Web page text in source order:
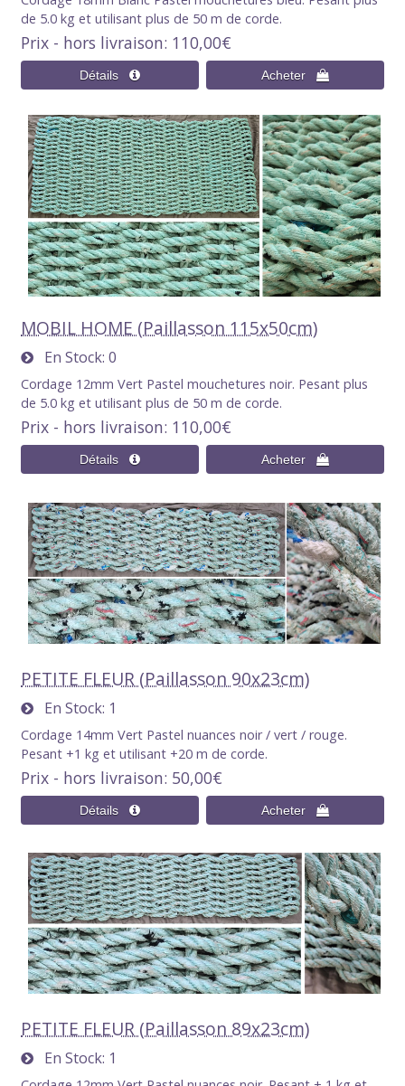
de 5.0 kg et utilisant plus de 50 m de corde.
Prix - hors livraison 110,00€
MOBIL HOME (Paillasson 115x50cm)
En Stock 0
Cordage 12mm Vert Pastel mouchetures noir. Pesant plus
de 5.0 kg et utilisant plus de 50 m de corde.
Prix - hors livraison 110,00€
PETITE FLEUR (Paillasson 90x23cm)
En Stock 1
Cordage 14mm Vert Pastel nuances noir / vert / rouge.
Pesant +1 kg et utilisant +20 m de corde.
Prix - hors livraison 50,00€
PETITE FLEUR (Paillasson 89x23cm)
En Stock 1